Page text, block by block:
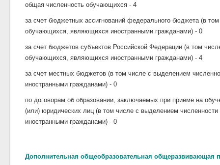
общая численность обучающихся - 4
за счет бюджетных ассигнований федерального бюджета (в
обучающихся, являющихся иностранными гражданами) - 0
за счет бюджетов субъектов Российской Федерации (в том
обучающихся, являющихся иностранными гражданами) - 4
за счет местных бюджетов (в том числе с выделением
иностранными гражданами) - 0
по договорам об образовании, заключаемых при приеме на
(или) юридических лиц (в том числе с выделением
иностранными гражданами) - 0
Дополнительная общеобразовательная общеразвивающая